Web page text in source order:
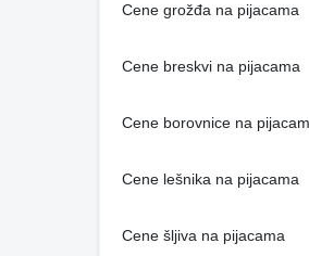
Cene grožđa na pijacama
Cene breskvi na pijacama
Cene borovnice na
Cene lešnika na pijacama
Cene šljiva na pijacama